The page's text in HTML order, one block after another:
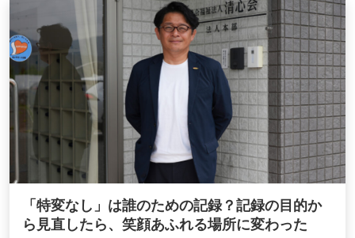
「特変なし」は誰のための記録？記録の目的か
ら見直したら、笑顔あふれる場所に変わった